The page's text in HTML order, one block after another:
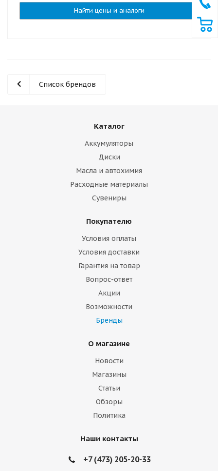
Найти цены и аналоги
Список брендов
Каталог
Аккумуляторы
Диски
Масла и автохимия
Расходные материалы
Сувениры
Покупателю
Условия оплаты
Условия доставки
Гарантия на товар
Вопрос-ответ
Акции
Возможности
Бренды
О магазине
Новости
Магазины
Статьи
Обзоры
Политика
Наши контакты
+7 (473) 205-20-33